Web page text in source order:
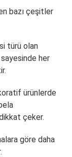
bazı çeşitler
türü olan
her
ürünlerde
çeker.
göre daha